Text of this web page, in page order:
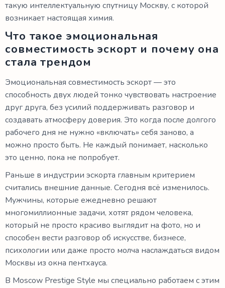
такую интеллектуальную спутницу Москву, с которой
возникает настоящая химия.
Что такое эмоциональная
совместимость эскорт и почему она
стала трендом
Эмоциональная совместимость эскорт — это
способность двух людей тонко чувствовать настроение
друг друга, без усилий поддерживать разговор и
создавать атмосферу доверия. Это когда после долгого
рабочего дня не нужно «включать» себя заново, а
можно просто быть. Не каждый понимает, насколько
это ценно, пока не попробует.
Раньше в индустрии эскорта главным критерием
считались внешние данные. Сегодня всё изменилось.
Мужчины, которые ежедневно решают
многомиллионные задачи, хотят рядом человека,
который не просто красиво выглядит на фото, но и
способен вести разговор об искусстве, бизнесе,
психологии или даже просто молча наслаждаться видом
Москвы из окна пентхауса.
В Moscow Prestige Style мы специально работаем с этим